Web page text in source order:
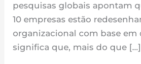
pesquisas globais apontam
10 empresas estão
organizacional com base em
significa que, mais do que […]